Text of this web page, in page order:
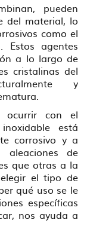
pueden
del material, lo
como el
Estos agentes
a lo largo de
cristalinas del
y
ocurrir con el
está
corrosivo y a
aleaciones de
que otras a la
el tipo de
qué uso se le
específicas
nos ayuda a